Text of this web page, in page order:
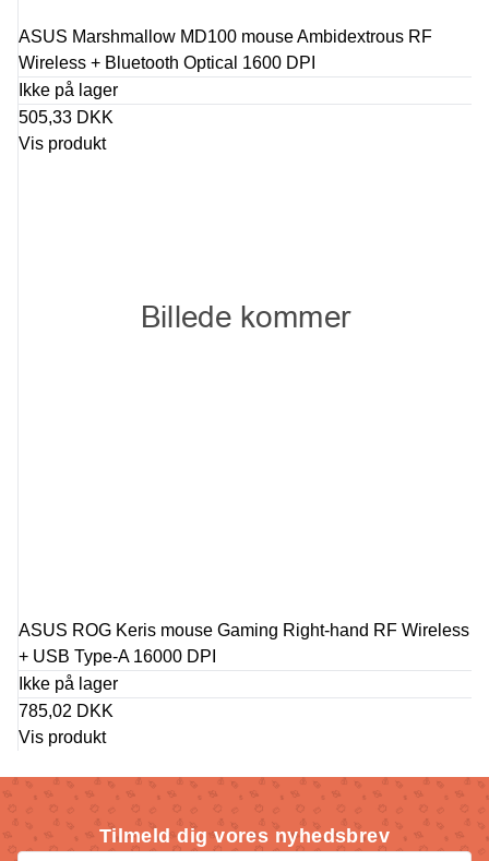
ASUS Marshmallow MD100 mouse Ambidextrous RF
Wireless + Bluetooth Optical 1600 DPI
Ikke på lager
505,33 DKK
Vis produkt
ASUS ROG Keris mouse Gaming Right-hand RF Wireless
+ USB Type-A 16000 DPI
Ikke på lager
785,02 DKK
Vis produkt
Tilmeld dig vores nyhedsbrev